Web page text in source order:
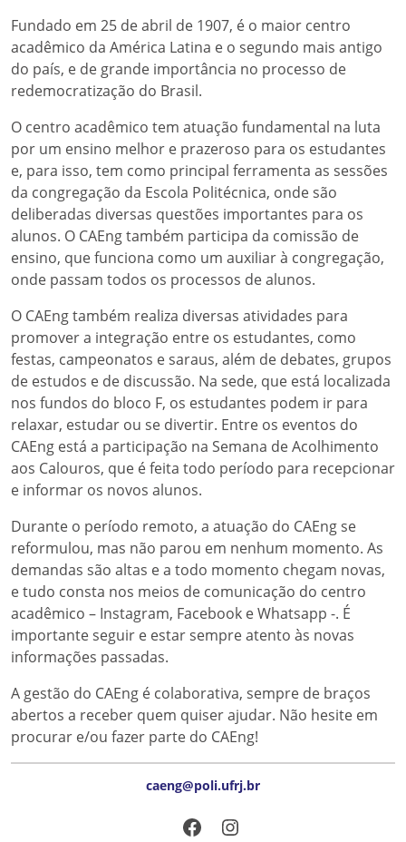
Fundado em 25 de abril de 1907, é o maior centro
acadêmico da América Latina e o segundo mais antigo
do país, e de grande importância no processo de
redemocratização do Brasil.
O centro acadêmico tem atuação fundamental na luta
por um ensino melhor e prazeroso para os estudantes
e, para isso, tem como principal ferramenta as sessões
da congregação da Escola Politécnica, onde são
deliberadas diversas questões importantes para os
alunos. O CAEng também participa da comissão de
ensino, que funciona como um auxiliar à congregação,
onde passam todos os processos de alunos.
O CAEng também realiza diversas atividades para
promover a integração entre os estudantes, como
festas, campeonatos e saraus, além de debates, grupos
de estudos e de discussão. Na sede, que está localizada
nos fundos do bloco F, os estudantes podem ir para
relaxar, estudar ou se divertir. Entre os eventos do
CAEng está a participação na Semana de Acolhimento
aos Calouros, que é feita todo período para recepcionar
e informar os novos alunos.
Durante o período remoto, a atuação do CAEng se
reformulou, mas não parou em nenhum momento. As
demandas são altas e a todo momento chegam novas,
e tudo consta nos meios de comunicação do centro
acadêmico – Instagram, Facebook e Whatsapp -. É
importante seguir e estar sempre atento às novas
informações passadas.
A gestão do CAEng é colaborativa, sempre de braços
abertos a receber quem quiser ajudar. Não hesite em
procurar e/ou fazer parte do CAEng!
caeng@poli.ufrj.br
FacebookInstagram